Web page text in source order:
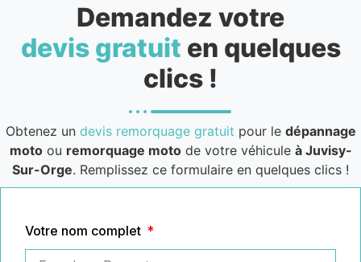
Demandez votre
devis gratuit en quelques
clics !
Obtenez un devis remorquage gratuit pour le dépannage
motoou remorquage motode votre véhicule à Juvisy-
Sur-Orge. Remplissez ce formulaire en quelques clics !
Votre nom complet